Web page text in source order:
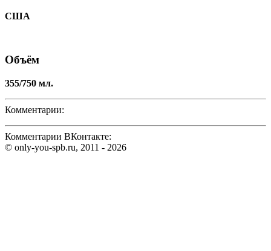
США
Объём
355/750 мл.
Комментарии:
Комментарии ВКонтакте:
© only-you-spb.ru, 2011 - 2026